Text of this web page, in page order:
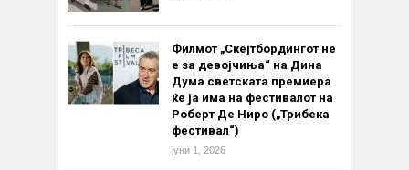
Филмот „Скејтбордингот не
е за девојчиња“ на Дина
Дума светската премиера
ќе ја има на фестивалот на
Роберт Де Ниро („Трибека
фестивал“)
јуни 1, 2026